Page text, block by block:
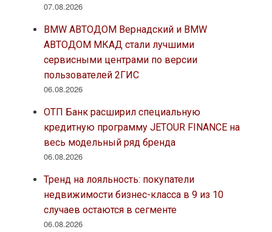
07.08.2026
BMW АВТОДОМ Вернадский и BMW
АВТОДОМ МКАД стали лучшими
сервисными центрами по версии
пользователей 2ГИС
06.08.2026
ОТП Банк расширил специальную
кредитную программу JETOUR FINANCE на
весь модельный ряд бренда
06.08.2026
Тренд на лояльность: покупатели
недвижимости бизнес-класса в 9 из 10
случаев остаются в сегменте
06.08.2026